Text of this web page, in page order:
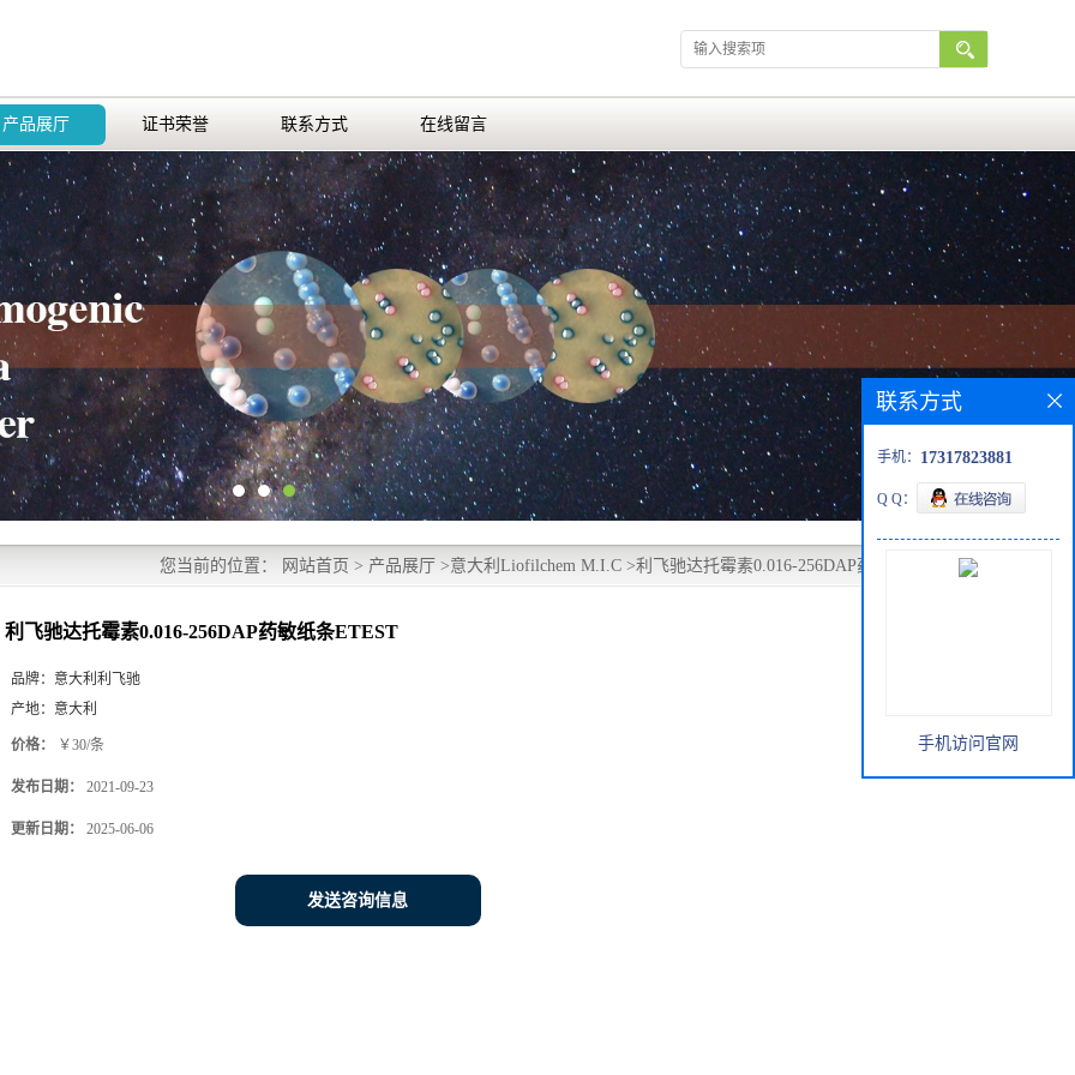
产品展厅 证书荣誉 联系方式 在线留言
您当前的位置： 网站首页 > 产品展厅 >意大利Liofilchem M.I.C >利飞驰达托霉素0.016-256DAP药敏纸条ETEST
利飞驰达托霉素0.016-256DAP药敏纸条ETEST
品牌： 意大利利飞驰
产地： 意大利
价格： ￥30/条
发布日期： 2021-09-23
更新日期： 2025-06-06
发送咨询信息
联系方式
手机： 17317823881
Q Q：
手机访问官网